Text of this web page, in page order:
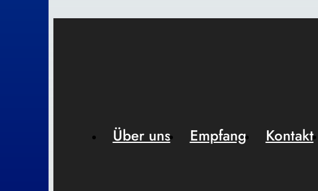
Über uns Empfang Kontakt